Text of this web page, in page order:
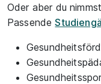
Oder aber du
Passende